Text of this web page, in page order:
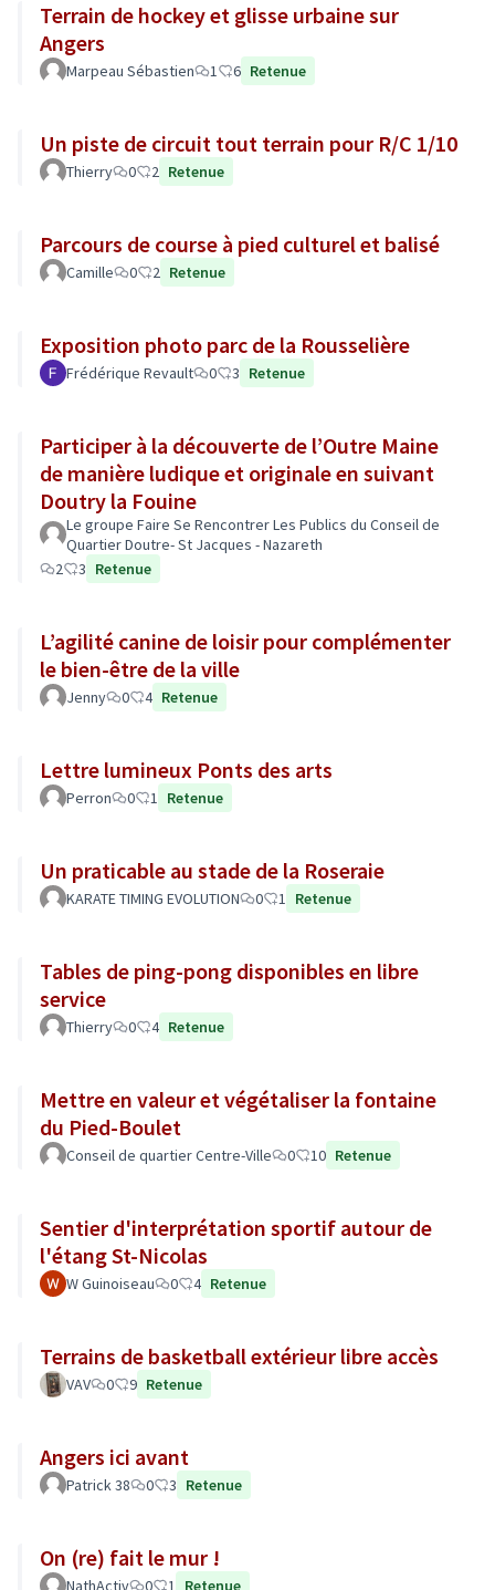
Terrain de hockey et glisse urbaine sur
Angers
Marpeau Sébastien 1 6 Retenue
Un piste de circuit tout terrain pour R/C 1/10
Thierry 0 2 Retenue
Parcours de course à pied culturel et balisé
Camille 0 2 Retenue
Exposition photo parc de la Rousselière
Frédérique Revault 0 3 Retenue
Participer à la découverte de l’Outre Maine
de manière ludique et originale en suivant
Doutry la Fouine
Le groupe Faire Se Rencontrer Les Publics du Conseil de
Quartier Doutre- St Jacques - Nazareth
2
3 Retenue
L’agilité canine de loisir pour complémenter
le bien-être de la ville
Jenny 0 4 Retenue
Lettre lumineux Ponts des arts
Perron 0 1 Retenue
Un praticable au stade de la Roseraie
KARATE TIMING EVOLUTION 0 1 Retenue
Tables de ping-pong disponibles en libre
service
Thierry 0 4 Retenue
Mettre en valeur et végétaliser la fontaine
du Pied-Boulet
Conseil de quartier Centre-Ville 0 10 Retenue
Sentier d'interprétation sportif autour de
l'étang St-Nicolas
W Guinoiseau 0 4 Retenue
Terrains de basketball extérieur libre accès
VAV 0 9 Retenue
Angers ici avant
Patrick 38 0 3 Retenue
On (re) fait le mur !
NathActiv 0 1 Retenue